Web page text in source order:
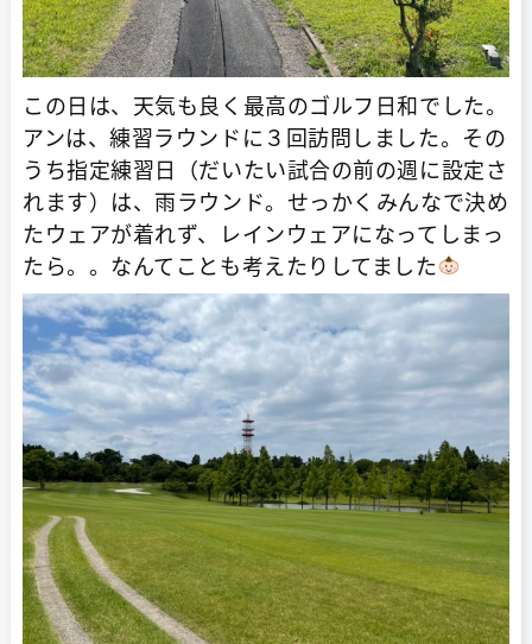
この日は、天気も良く最高のゴルフ日和でした。
アンは、練習ラウンドに３回訪問しました。その
うち指定練習日（だいたい試合の前の週に設定さ
れます）は、雨ラウンド。せっかくみんなで決め
たウェアが着れず、レインウェアになってしまっ
たら。。なんてことも考えたりしてました